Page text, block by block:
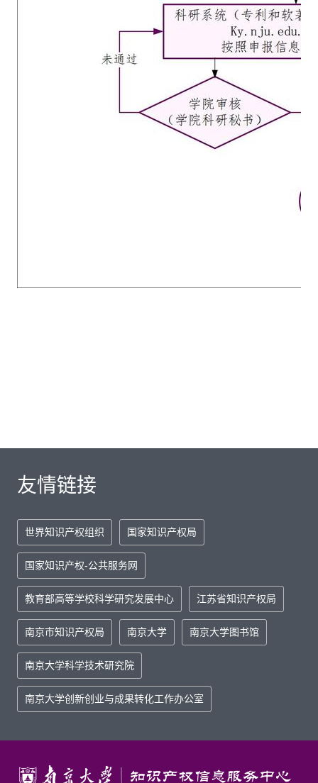
友情链接
世界知识产权组织 国家知识产权局
国家知识产权-公共服务网
教育部高等学校科学研究发展中心 江苏省知识产权局
南京市知识产权局 南京大学 南京大学图书馆
南京大学科学技术研究院
南京大学创新创业与成果转化工作办公室